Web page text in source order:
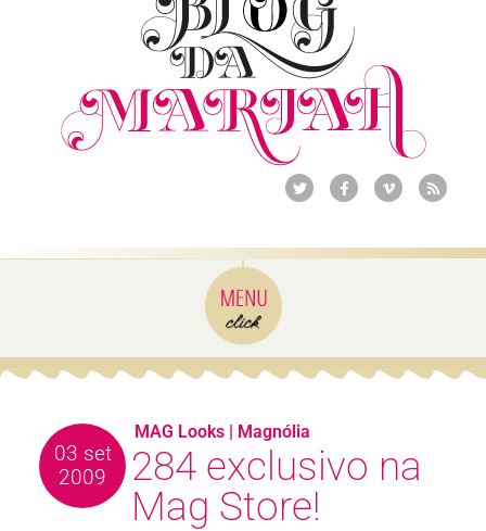
03 set
2009
284 exclusivo na
Mag Store!
MAG Looks | Magnólia